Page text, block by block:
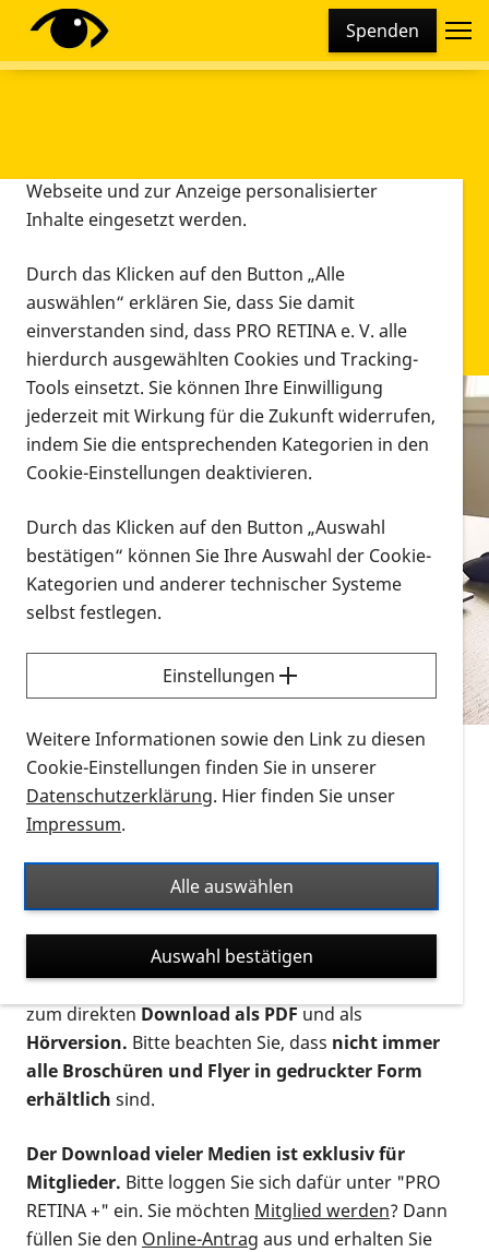
Spenden
Infomaterial
Infomaterial
Vorlesen
Alle Infomaterialien in verschiedenen
Formaten an einem Ort
Sie möchten wissen, wie Sie nach Infonmaterial
suchen und dieses bestellen bzw. herunterladen
können? Schauen Sie sich dieErklärvideos zum
Thema Infomaterial auf der PRO RETINA-Website
für blinde und sehbehinderte Menschen an.
Auf dieser Seite finden Sie sämtliches Infomaterial
Ort. Nutzen Sie den Formatfilter, um ausschließlich
nach Flyern und Broschüren, Audios oder Videos zu
suchen. Die meisten Flyer und Broschüren werden in
verschiedenen Formaten angeboten: zur
postalischen Bestellung als gedruckte Variante
zum direktenDownload als PDFund als
Hörversion. Bitte beachten Sie, dass nicht immer
alle Broschüren und Flyer in gedruckter Form
erhältlich sind.
Der Download vieler Medien ist exklusiv für
Mitglieder. Bitte loggen Sie sich dafür unter "PRO
RETINA +" ein. Sie möchten Mitglied werden? Dann
füllen Sie den Online-Antrag aus und erhalten Sie
Diese Webseite setzt verschiedene Cookies und
Tracking-Tools ein. Dies beinhaltet Cookies und
Webseite und zur Anzeige personalisierter
Inhalte eingesetzt werden.
Durch das Klicken auf den Button „Alle
auswählen“ erklären Sie, dass Sie damit
einverstanden sind, dass PRO RETINA e. V. alle
hierdurch ausgewählten Cookies und Tracking-
Tools einsetzt. Sie können Ihre Einwilligung
jederzeit mit Wirkung für die Zukunft widerrufen,
indem Sie die entsprechenden Kategorien in den
Cookie-Einstellungen deaktivieren.
Durch das Klicken auf den Button „Auswahl
bestätigen“ können Sie Ihre Auswahl der Cookie-
Kategorien und anderer technischer Systeme
selbst festlegen.
Einstellungen
Weitere Informationen sowie den Link zu diesen
Cookie-Einstellungen finden Sie in unserer
Datenschutzerklärung. Hier finden Sie unser
Impressum.
Alle auswählen
Auswahl bestätigen